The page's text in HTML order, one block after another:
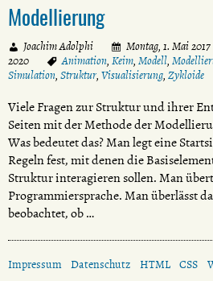
Modellierung
Joachim Adolphi Montag, 1. Mai 2017
2020
Animation, Keim, Modell,
Simulation, Struktur, Visualisierung, Zykloide
Viele Fragen zur Struktur und ihrer
Seiten mit der Methode der
Was bedeutet das? Man legt eine
Regeln fest, mit denen die
Struktur interagieren sollen. Man
Programmiersprache. Man überlässt
beobachtet, ob …
Impressum Datenschutz HTML CSS